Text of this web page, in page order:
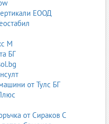
и дискове;
за електрически ръчни
електронни спирачни
оборудване.
газове
на вредните
система.
ЕООД
М
БГ
от Тулс БГ
от Сираков С